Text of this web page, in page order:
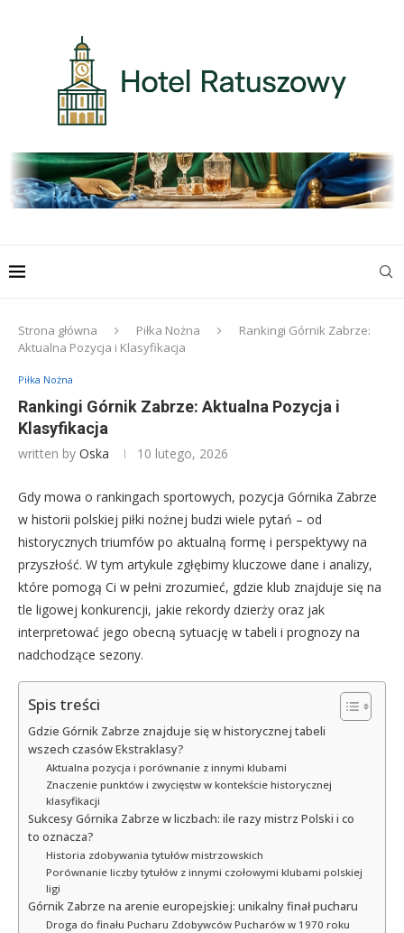
Strona główna Piłka Nożna
Rankingi Górnik Zabrze:
Aktualna Pozycja i Klasyfikacja
Piłka Nożna
Rankingi Górnik Zabrze: Aktualna Pozycja i
Klasyfikacja
written by Oska 10 lutego, 2026
Gdy mowa o rankingach sportowych, pozycja Górnika Zabrze
w historii polskiej piłki nożnej budzi wiele pytań – od
historycznych triumfów po aktualną formę i perspektywy na
przyszłość. W tym artykule zgłębimy kluczowe dane i analizy,
które pomogą Ci w pełni zrozumieć, gdzie klub znajduje się na
tle ligowej konkurencji, jakie rekordy dzierży oraz jak
interpretować jego obecną sytuację w tabeli i prognozy na
nadchodzące sezony.
Spis treści
Gdzie Górnik Zabrze znajduje się w historycznej tabeli
wszech czasów Ekstraklasy?
Aktualna pozycja i porównanie z innymi klubami
Znaczenie punktów i zwycięstw w kontekście historycznej
klasyfikacji
Sukcesy Górnika Zabrze w liczbach: ile razy mistrz Polski i co
to oznacza?
Historia zdobywania tytułów mistrzowskich
Porównanie liczby tytułów z innymi czołowymi klubami polskiej
ligi
Górnik Zabrze na arenie europejskiej: unikalny finał pucharu
Droga do finału Pucharu Zdobywców Pucharów w 1970 roku